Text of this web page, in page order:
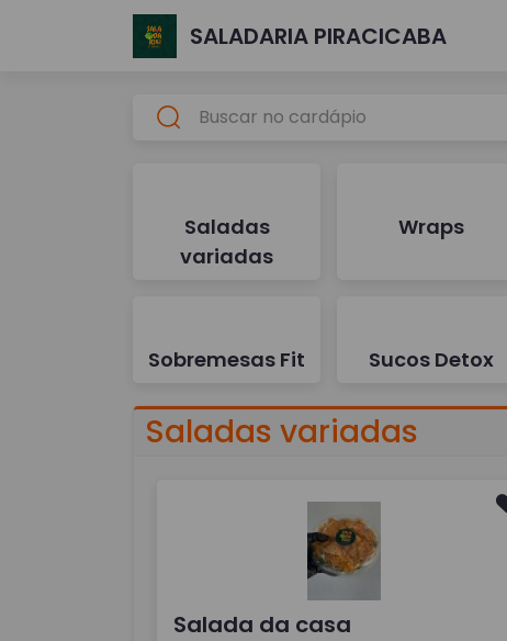
SALADARIA PIRACICABA
Saladas
variadas
Wraps
Sobremesas Fit Sucos Detox
Saladas variadas
Salada da casa